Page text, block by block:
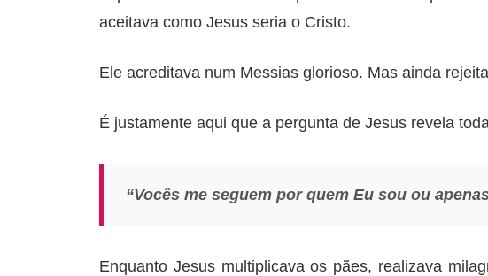
aceitava como Jesus seria o Cristo.
Ele acreditava num Messias glorioso. Mas ainda
É justamente aqui que a pergunta de Jesus revela
“Vocês me seguem por quem Eu sou ou
Enquanto Jesus multiplicava os pães, realizava